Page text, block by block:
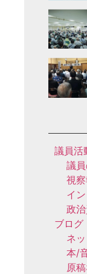
議員活
議
視
イ
政
ブログ
ネ
本/
原